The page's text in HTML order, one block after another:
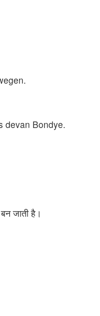
devan Bondye.
जाती है।